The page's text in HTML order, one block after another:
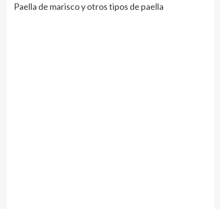
Paella de marisco y otros tipos de paella